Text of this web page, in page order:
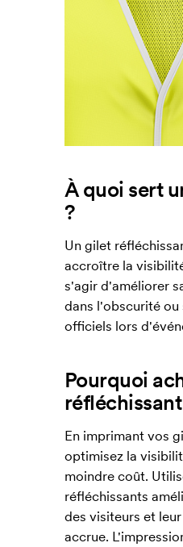
À quoi sert
?
Un gilet
accroître la
s'agir d'améliorer
dans l'obscurité
officiels lors
Pourquoi
En imprimant vos
optimisez la
moindre coût.
réfléchissants
des visiteurs et
accrue.